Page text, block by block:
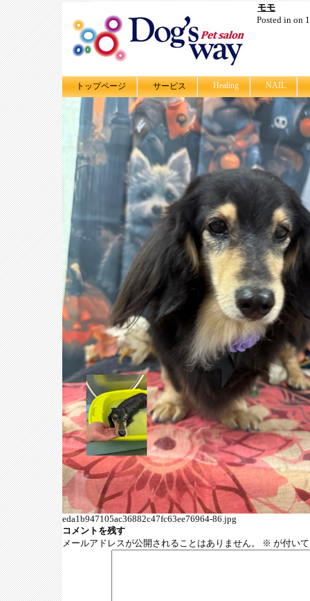
トップページ サービス Healing NAIL
モモ
Posted in on
eda1b947105ac36882c47fc63ee76964-86.jpg
コメントを残す
メールアドレスが公開されることはありません。
※ が付い